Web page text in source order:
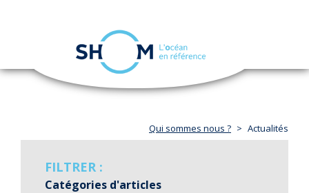
Aller
navigation
Qui sommes nous ? Actualités
FILTRER :
Catégories d'articles